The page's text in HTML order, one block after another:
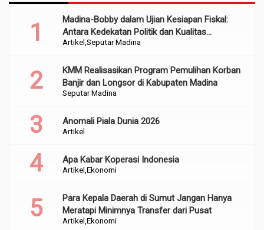
Artikel Seputar Madina
Madina-Bobby dalam Ujian Kesiapan Fiskal:
Antara Kedekatan Politik dan Kualitas
Perencanaan
Seputar Madina
KMM Realisasikan Program Pemulihan Korban
Banjir dan Longsor di Kabupaten Madina
Artikel
Anomali Piala Dunia 2026
Artikel Ekonomi
Apa Kabar Koperasi Indonesia
Artikel Ekonomi
Para Kepala Daerah di Sumut Jangan Hanya
Meratapi Minimnya Transfer dari Pusat